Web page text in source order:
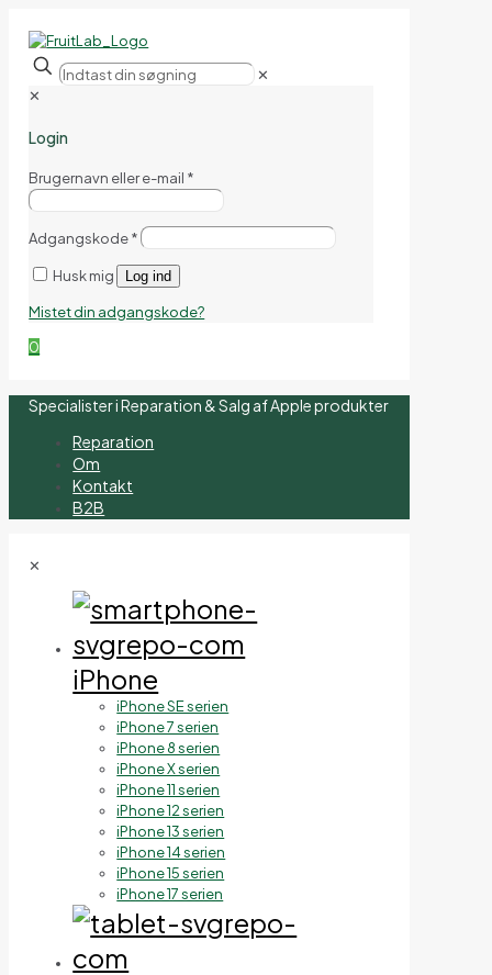
✕
✕
Login
Brugernavn eller e-mail *
Adgangskode*
Husk mig Log ind
Mistet din adgangskode?
0
Specialister i Reparation & Salg af Apple produkter
Reparation
Om
Kontakt
B2B
✕
iPhone
iPhone SE serien
iPhone 7 serien
iPhone 8 serien
iPhone X serien
iPhone 11 serien
iPhone 12 serien
iPhone 13 serien
iPhone 14 serien
iPhone 15 serien
iPhone 17 serien